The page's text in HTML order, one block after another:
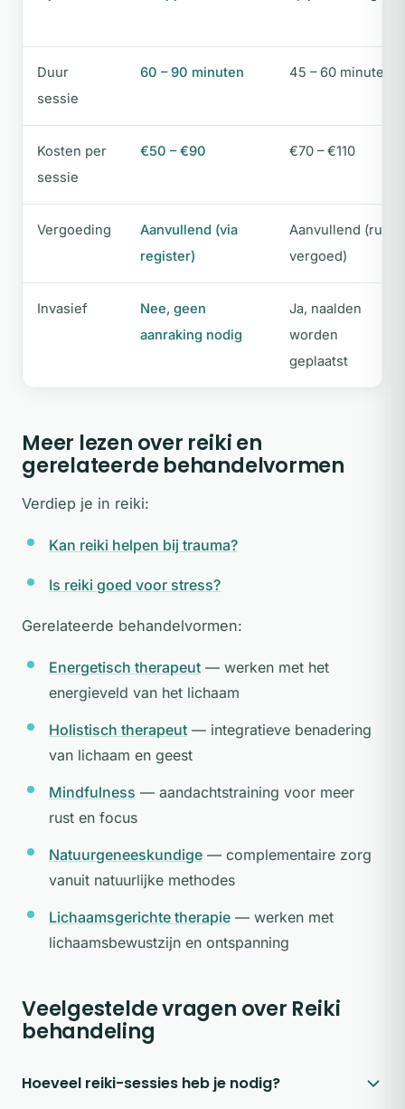
Duur
sessie
60 – 90 minuten 45 – 60 minuten
Kosten per
sessie
€50 – €90 €70 – €110
Vergoeding
Aanvullend (via
register)
Aanvullend (ruim
vergoed)
Invasief
Nee, geen
aanraking nodig
Ja, naalden
worden
geplaatst
Meer lezen over reiki en
gerelateerde behandelvormen
Verdiep je in reiki:
Kan reiki helpen bij trauma?
Is reiki goed voor stress?
Gerelateerde behandelvormen:
Energetisch therapeut — werken met het
energieveld van het lichaam
Holistisch therapeut — integratieve benadering
van lichaam en geest
Mindfulness — aandachtstraining voor meer
rust en focus
Natuurgeneeskundige — complementaire zorg
vanuit natuurlijke methodes
Lichaamsgerichte therapie — werken met
lichaamsbewustzijn en ontspanning
Veelgestelde vragen over Reiki
behandeling
Hoeveel reiki-sessies heb je nodig?